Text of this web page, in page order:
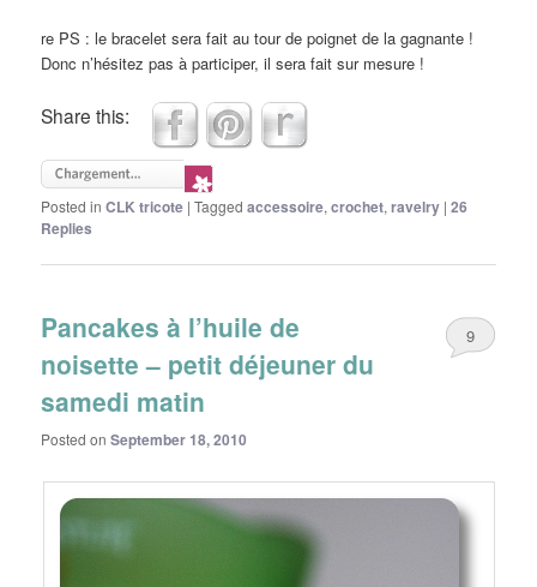
re PS : le bracelet sera fait au tour de poignet de la gagnante !
Donc n’hésitez pas à participer, il sera fait sur mesure !
Share this:
Posted in CLK tricote |Tagged accessoire,crochet,ravelry |26
Replies
Pancakes à l’huile de
noisette – petit déjeuner du
samedi matin
Posted onSeptember 18, 2010
9